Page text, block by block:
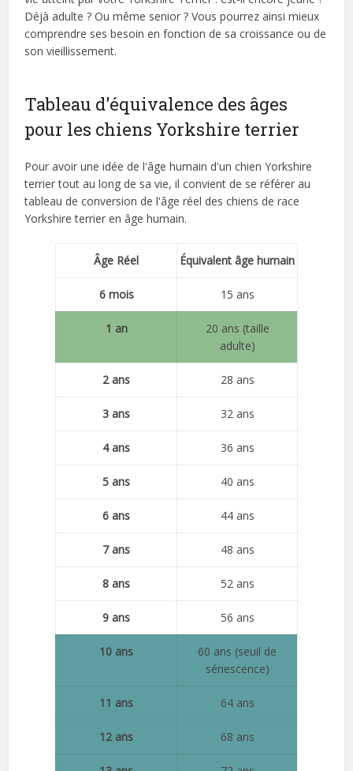
Déjà adulte ? Ou même senior ? Vous pourrez ainsi mieux
comprendre ses besoin en fonction de sa croissance ou de
son vieillissement.
Tableau d'équivalence des âges
pour les chiens Yorkshire terrier
Pour avoir une idée de l'âge humain d'un chien Yorkshire
terrier tout au long de sa vie, il convient de se référer au
tableau de conversion de l'âge réel des chiens de race
Yorkshire terrier en âge humain.
Âge Réel Équivalent âge humain
6 mois 15 ans
1 an
20 ans (taille
adulte)
2 ans 28 ans
3 ans 32 ans
4 ans 36 ans
5 ans 40 ans
6 ans 44 ans
7 ans 48 ans
8 ans 52 ans
9 ans 56 ans
10 ans
60 ans (seuil de
sénescence)
11 ans 64 ans
12 ans 68 ans